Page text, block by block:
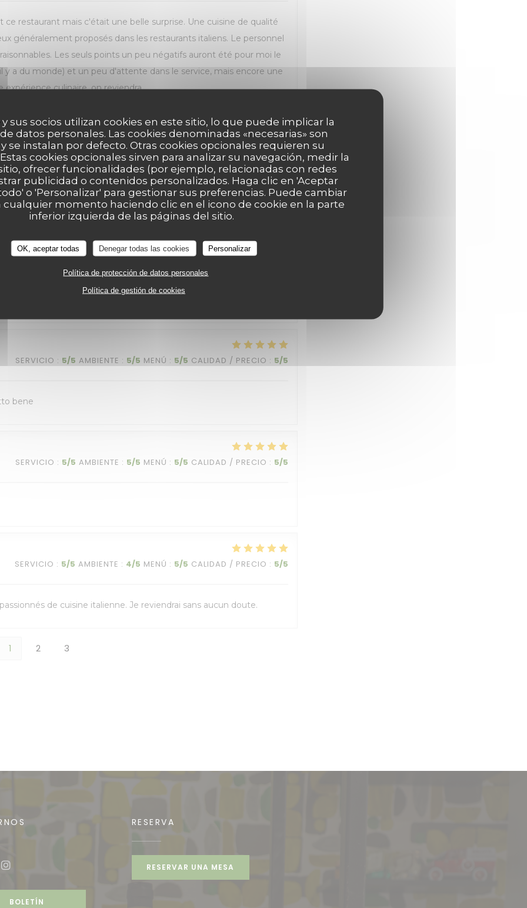
sus socios utilizan cookies en este sitio, lo que puede implicar la
datos personales. Las cookies denominadas «necesarias» son
se instalan por defecto. Otras cookies opcionales requieren su
cookies opcionales sirven para analizar su navegación, medir la
ofrecer funcionalidades (por ejemplo, relacionadas con redes
publicidad o contenidos personalizados. Haga clic en 'Aceptar
o 'Personalizar' para gestionar sus preferencias. Puede cambiar
cualquier momento haciendo clic en el icono de cookie en la parte
inferior izquierda de las páginas del sitio.
OK, aceptar todas Denegar todas las cookies Personalizar
Política de protección de datos personales
Política de gestión de cookies
restaurant mais c'était une belle surprise. Une cuisine de qualité
généralement proposés dans les restaurants italiens. Le personnel
Les seuls points un peu négatifs auront été pour moi le
a du monde) et un peu d'attente dans le service, mais encore une
culinaire, on reviendra.
SERVICIO: 5/5 AMBIENTE: 5/5 MENÚ: 5/5 CALIDAD / PRECIO: 5/5
me. È sempre tutto buonissimo! La pasta al ragu di polpo è
Il locale è bello e ha un’atmosfera intima e accogliente. Un
e molto divertente! Grazie per la vostra accoglienza,
SERVICIO : 5/5 AMBIENTE : 5/5 MENÚ : 5/5 CALIDAD / PRECIO : 5/5
bene
SERVICIO : 5/5 AMBIENTE : 5/5 MENÚ : 5/5 CALIDAD / PRECIO : 5/5
SERVICIO : 5/5 AMBIENTE : 4/5 MENÚ : 5/5 CALIDAD / PRECIO : 5/5
de cuisine italienne. Je reviendrai sans aucun doute.
1 2 3
((abre en una nueva ventana))
BOLETÍN
RESERVA
RESERVAR UNA MESA